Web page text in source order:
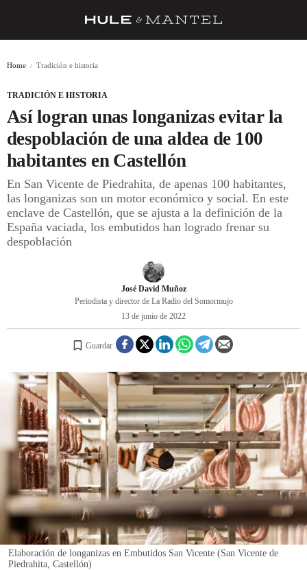
BARRAS Y ESTRELLAS
DÓNDE COMER
ÍDOLOS DE MESAS
CUADERNO DE VIAJE
TRADICIÓN
REGISTRO
INICIAR SESIÓN
Home Tradición e historia
TRADICIÓN E HISTORIA
Así logran unas longanizas evitar la
despoblación de una aldea de 100
habitantes en Castellón
En San Vicente de Piedrahita, de apenas 100 habitantes,
las longanizas son un motor económico y social. En este
enclave de Castellón, que se ajusta a la definición de la
España vaciada, los embutidos han logrado frenar su
despoblación
José David Muñoz
Periodista y director de La Radio del Somormujo
13 de junio de 2022
Guardar
Elaboración de longanizas en Embutidos San Vicente (San Vicente de
Piedrahita, Castellón)